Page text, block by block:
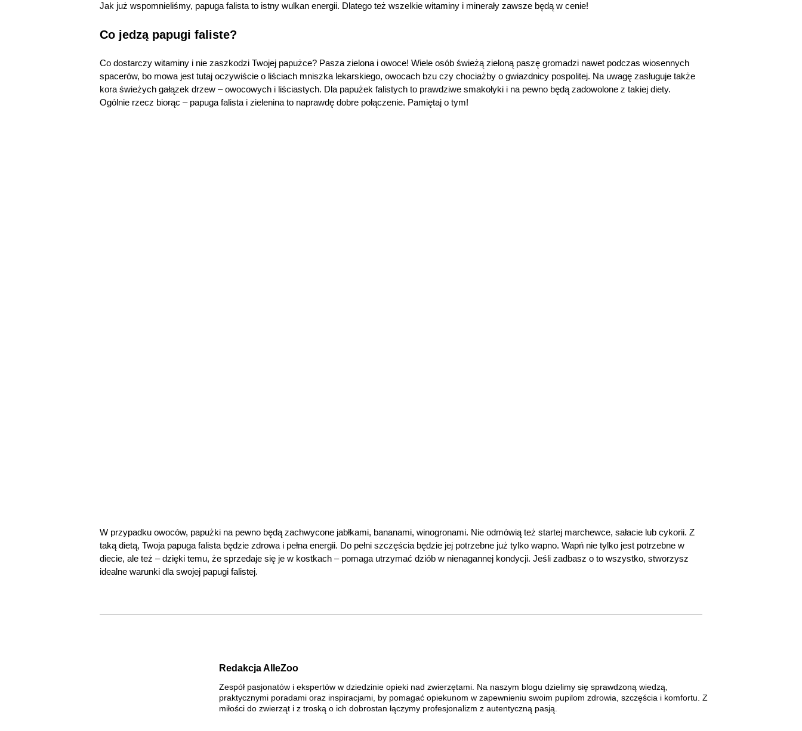
Jak już wspomnieliśmy, papuga falista to istny wulkan energii. Dlatego też wszelkie witaminy i minerały zawsze będą w cenie!
Co jedzą papugi faliste?
Co dostarczy witaminy i nie zaszkodzi Twojej papużce? Pasza zielona i owoce! Wiele osób świeżą zieloną paszę gromadzi nawet podczas wiosennych
spacerów, bo mowa jest tutaj oczywiście o liściach mniszka lekarskiego, owocach bzu czy chociażby o gwiazdnicy pospolitej. Na uwagę zasługuje także
kora świeżych gałązek drzew – owocowych i liściastych. Dla papużek falistych to prawdziwe smakołyki i na pewno będą zadowolone z takiej diety.
Ogólnie rzecz biorąc – papuga falista i zielenina to naprawdę dobre połączenie. Pamiętaj o tym!
W przypadku owoców, papużki na pewno będą zachwycone jabłkami, bananami, winogronami. Nie odmówią też startej marchewce, sałacie lub cykorii. Z
taką dietą, Twoja papuga falista będzie zdrowa i pełna energii. Do pełni szczęścia będzie jej potrzebne już tylko wapno. Wapń nie tylko jest potrzebne w
diecie, ale też – dzięki temu, że sprzedaje się je w kostkach – pomaga utrzymać dziób w nienagannej kondycji. Jeśli zadbasz o to wszystko, stworzysz
idealne warunki dla swojej papugi falistej.
Redakcja AlleZoo
Zespół pasjonatów i ekspertów w dziedzinie opieki nad zwierzętami. Na naszym blogu dzielimy się sprawdzoną wiedzą,
praktycznymi poradami oraz inspiracjami, by pomagać opiekunom w zapewnieniu swoim pupilom zdrowia, szczęścia i komfortu. Z
miłości do zwierząt i z troską o ich dobrostan łączymy profesjonalizm z autentyczną pasją.